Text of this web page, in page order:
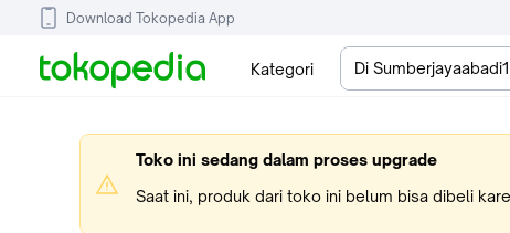
Download Tokopedia App
Kategori Di Sumberjayaabadi1
Toko ini sedang dalam proses upgrade
Saat ini, produk dari toko ini belum bisa dibeli